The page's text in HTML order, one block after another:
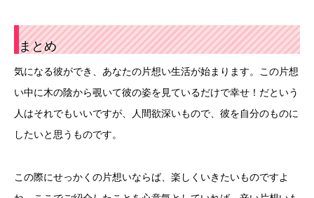
まとめ
気になる彼ができ、あなたの片想い生活が始まります。この片想
い中に木の陰から覗いて彼の姿を見ているだけで幸せ！だという
人はそれでもいいですが、人間欲深いもので、彼を自分のものに
したいと思うものです。
この際にせっかくの片想いならば、楽しくいきたいものですよ